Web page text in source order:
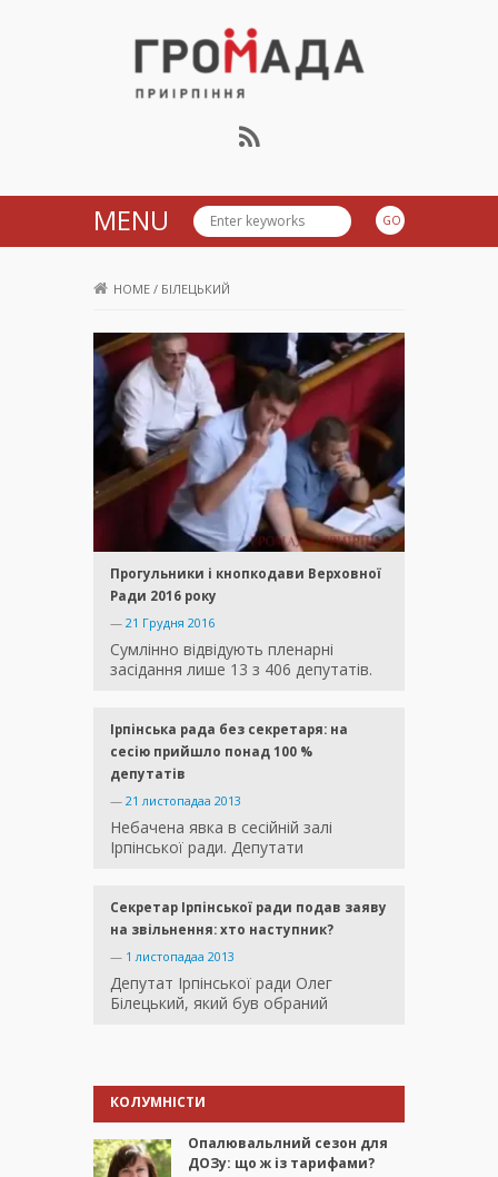
Громада Приірпіння
MENU
HOME / БІЛЕЦЬКИЙ
Прогульники і кнопкодави Верховної
Ради 2016 року
— 21 Грудня 2016
Сумлінно відвідують пленарні
засідання лише 13 з 406 депутатів.
Ірпінська рада без секретаря: на
сесію прийшло понад 100 %
депутатів
— 21 листопадаа 2013
Небачена явка в сесійній залі
Ірпінської ради. Депутати
Секретар Ірпінської ради подав заяву
на звільнення: хто наступник?
— 1 листопадаа 2013
Депутат Ірпінської ради Олег
Білецький, який був обраний
КОЛУМНІСТИ
Опалювальлний сезон для
ДОЗу: що ж із тарифами?